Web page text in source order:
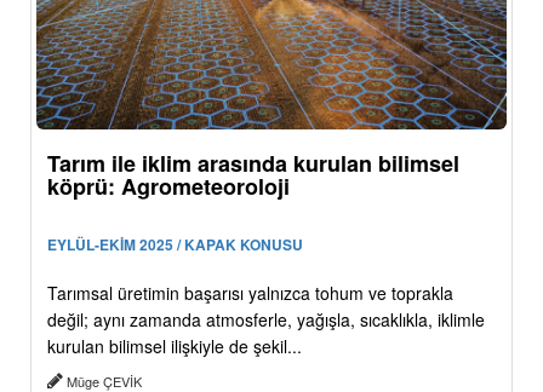
Tarım ile iklim arasında kurulan bilimsel
köprü: Agrometeoroloji
EYLÜL-EKİM 2025 / KAPAK KONUSU
Tarımsal üretimin başarısı yalnızca tohum ve toprakla
değil; aynı zamanda atmosferle, yağışla, sıcaklıkla, iklimle
kurulan bilimsel ilişkiyle de şekil...
Müge ÇEVİK